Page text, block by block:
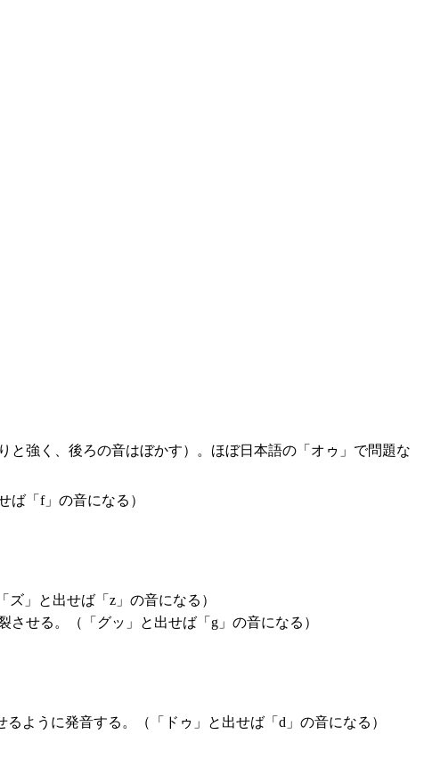
と強く、後ろの音はぼかす）。ほぼ日本語の「オゥ」で問題な
ば「f」の音になる）
」と出せば「z」の音になる）
せる。（「グッ」と出せば「g」の音になる）
ように発音する。（「ドゥ」と出せば「d」の音になる）